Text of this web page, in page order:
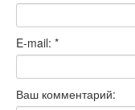
E-mail: *
Ваш комментарий: